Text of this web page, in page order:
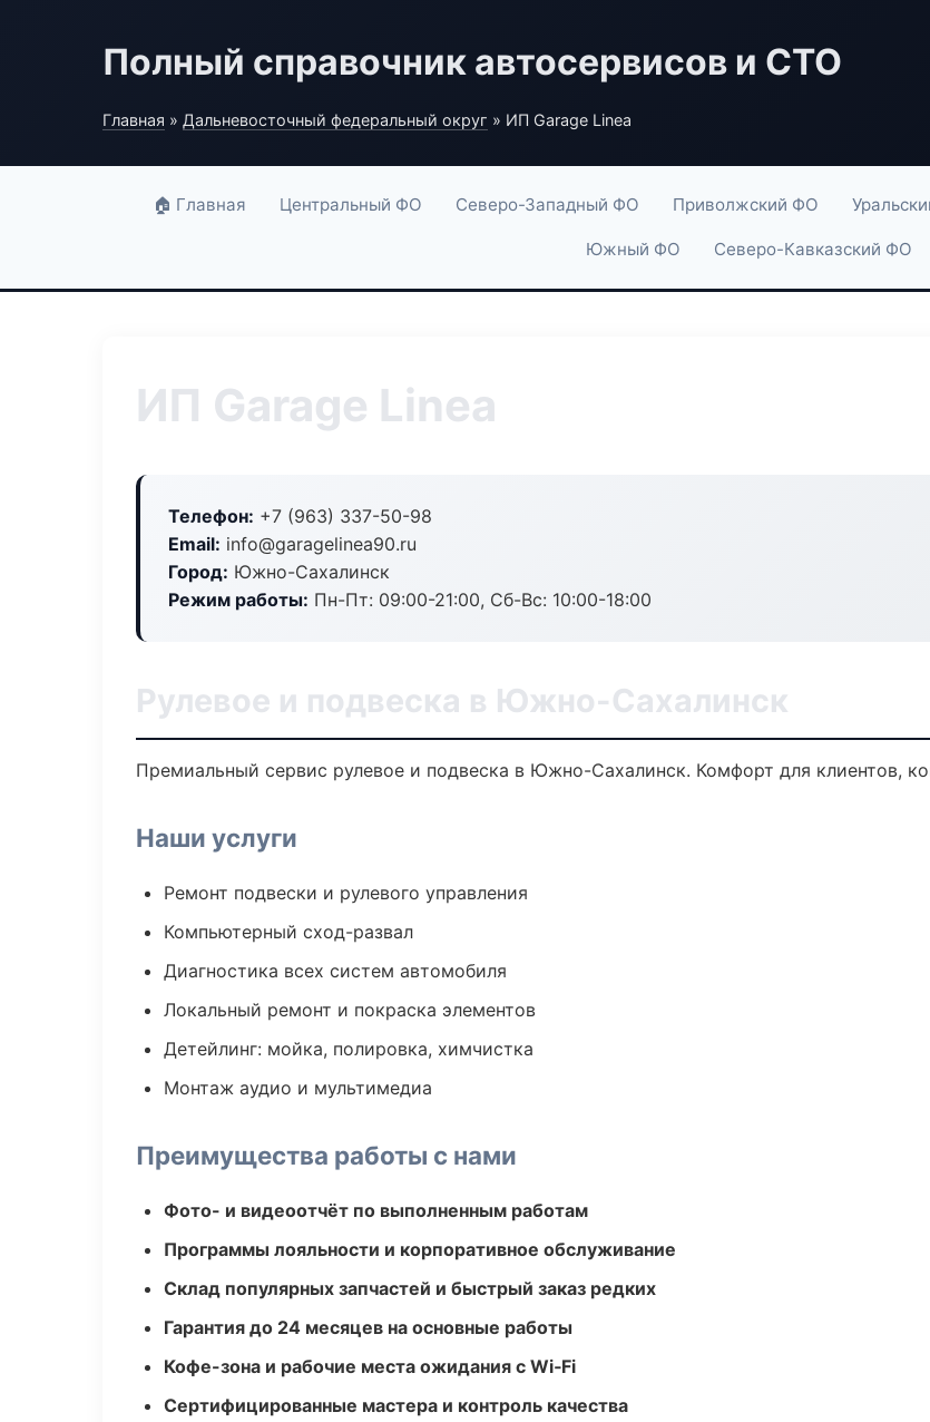
Полный справочник автосервисов и СТО
Главная » Дальневосточный федеральный округ » ИП Garage Linea
🏠 Главная Центральный ФО Северо-Западный ФО Приволжский ФО
Южный ФО Северо-Кавказский ФО
ИП Garage Linea
Телефон: +7 (963) 337-50-98
Email: info@garagelinea90.ru
Город: Южно-Сахалинск
Режим работы: Пн-Пт: 09:00-21:00, Сб-Вс: 10:00-18:00
Рулевое и подвеска в Южно-Сахалинск
Премиальный сервис рулевое и подвеска в Южно-Сахалинск. Комфорт для клиентов,
Наши услуги
Ремонт подвески и рулевого управления
Компьютерный сход-развал
Диагностика всех систем автомобиля
Локальный ремонт и покраска элементов
Детейлинг: мойка, полировка, химчистка
Монтаж аудио и мультимедиа
Преимущества работы с нами
Фото- и видеоотчёт по выполненным работам
Программы лояльности и корпоративное обслуживание
Склад популярных запчастей и быстрый заказ редких
Гарантия до 24 месяцев на основные работы
Кофе-зона и рабочие места ожидания с Wi‑Fi
Сертифицированные мастера и контроль качества